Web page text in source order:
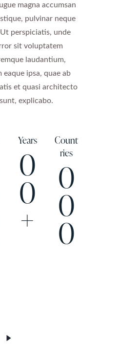
magna accumsan
pulvinar neque
perspiciatis, unde
sit voluptatem
laudantium,
ipsa, quae ab
et quasi architecto
explicabo.
Years
0
0
+
Count
ries
0
0
0